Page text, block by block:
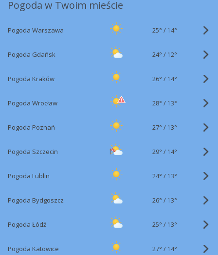
Pogoda w Twoim mieście
Pogoda Warszawa 25° / 14°
Pogoda Gdańsk 24° / 12°
Pogoda Kraków 26° / 14°
Pogoda Wrocław 28° / 13°
Pogoda Poznań 27° / 13°
Pogoda Szczecin 29° / 14°
Pogoda Lublin 24° / 13°
Pogoda Bydgoszcz 26° / 13°
Pogoda Łódź 25° / 13°
Pogoda Katowice 27° / 14°